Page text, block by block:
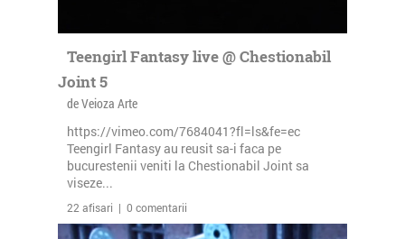
Teengirl Fantasy live @ Chestionabil
Joint 5
de Veioza Arte
https://vimeo.com/7684041?fl=ls&fe=ec
Teengirl Fantasy au reusit sa-i faca pe
bucurestenii veniti la Chestionabil Joint sa
viseze...
22 afisari | 0 comentarii